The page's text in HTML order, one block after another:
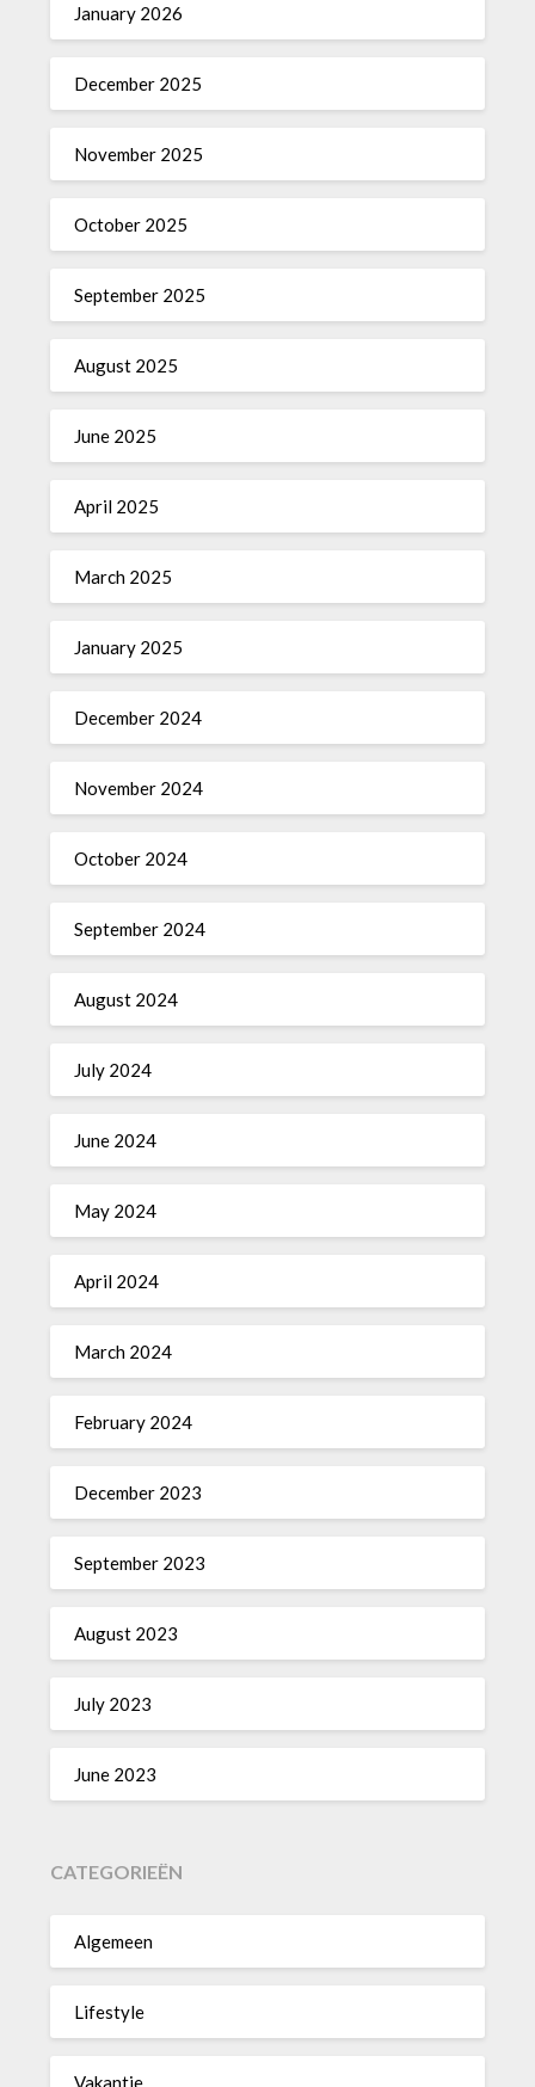
January 2026
December 2025
November 2025
October 2025
September 2025
August 2025
June 2025
April 2025
March 2025
January 2025
December 2024
November 2024
October 2024
September 2024
August 2024
July 2024
June 2024
May 2024
April 2024
March 2024
February 2024
December 2023
September 2023
August 2023
July 2023
June 2023
CATEGORIEËN
Algemeen
Lifestyle
Vakantie